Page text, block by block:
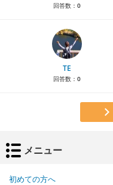
回答数： 0
TE
回答数： 0
メニュー
初めての方へ